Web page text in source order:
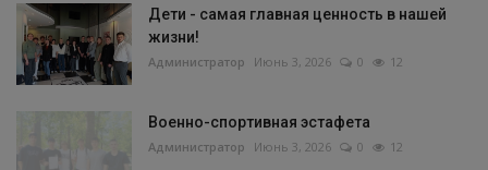
Дети - самая главная ценность в нашей
жизни!
Администратор Июнь 3, 2026 0 12
Военно-спортивная эстафета
Администратор Июнь 3, 2026 0 12